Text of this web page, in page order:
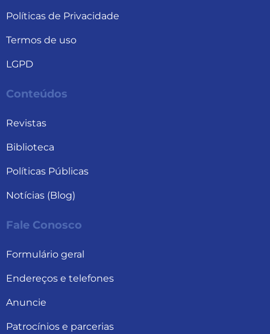
Políticas de Privacidade
Termos de uso
LGPD
Conteúdos
Revistas
Biblioteca
Políticas Públicas
Notícias (Blog)
Fale Conosco
Formulário geral
Endereços e telefones
Anuncie
Patrocínios e parcerias